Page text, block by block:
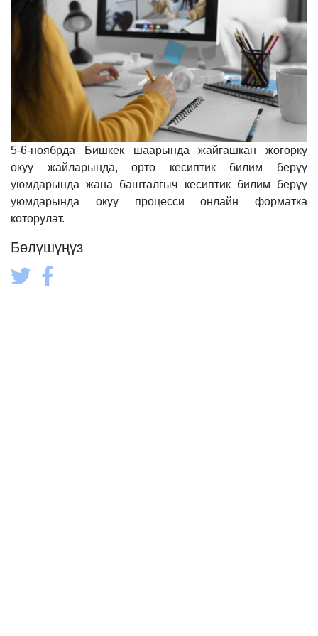
5-6-ноябрда Бишкек шаарында жайгашкан жогорку
окуу жайларында, орто кесиптик билим берүү
уюмдарында жана башталгыч кесиптик билим берүү
уюмдарында окуу процесси онлайн форматка
которулат.
Бөлүшүңүз